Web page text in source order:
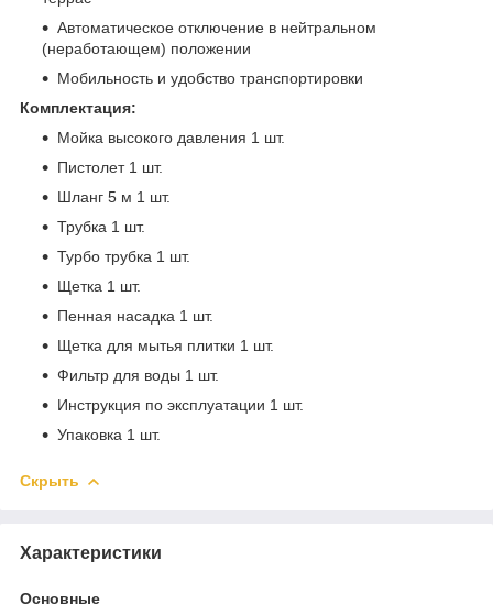
Автоматическое отключение в нейтральном
(неработающем) положении
Мобильность и удобство транспортировки
Комплектация:
Мойка высокого давления 1 шт.
Пистолет 1 шт.
Шланг 5 м 1 шт.
Трубка 1 шт.
Турбо трубка 1 шт.
Щетка 1 шт.
Пенная насадка 1 шт.
Щетка для мытья плитки 1 шт.
Фильтр для воды 1 шт.
Инструкция по эксплуатации 1 шт.
Упаковка 1 шт.
Скрыть
Характеристики
Основные